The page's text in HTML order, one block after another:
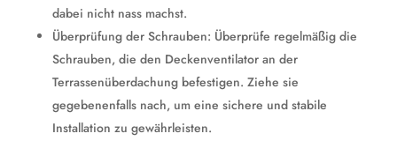
dabei nicht nass machst.
Überprüfung der Schrauben: Überprüfe regelmäßig die
Schrauben, die den Deckenventilator an der
Terrassenüberdachung befestigen. Ziehe sie
gegebenenfalls nach, um eine sichere und stabile
Installation zu gewährleisten.